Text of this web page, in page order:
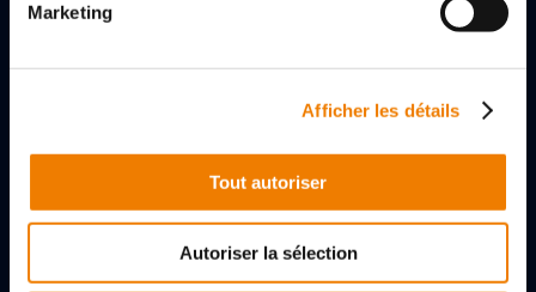
Marketing
Afficher les détails
Tout autoriser
Autoriser la sélection